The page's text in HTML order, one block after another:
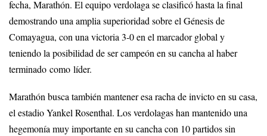
fecha, Marathón. El equipo verdolaga se clasificó hasta la final
demostrando una amplia superioridad sobre el Génesis de
Comayagua, con una victoria 3-0 en el marcador global y
teniendo la posibilidad de ser campeón en su cancha al haber
terminado como líder.
Marathón busca también mantener esa racha de invicto en su casa,
el estadio Yankel Rosenthal. Los verdolagas han mantenido una
hegemonía muy importante en su cancha con 10 partidos sin